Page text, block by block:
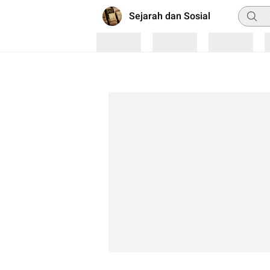
Sejarah dan Sosial